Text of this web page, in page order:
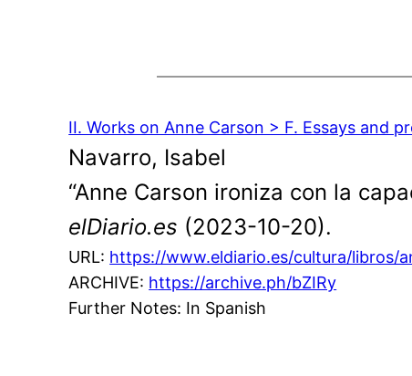
II. Works on Anne Carson > F. Essays and
Navarro, Isabel
“Anne Carson ironiza con la
elDiario.es (2023-10-20).
URL: https://www.eldiario.es/cultura/libros/
ARCHIVE: https://archive.ph/bZIRy
Further Notes: In Spanish